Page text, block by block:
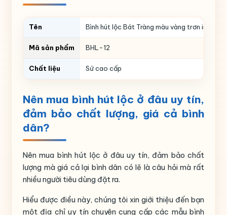
Tên Bình hút lộc Bát Tràng màu vàng trơn in
Mã sản phẩm BHL-12
Chất liệu Sứ cao cấp
Họa tiết In logo
Thương hiệu
Nên mua bình hút lộc ở đâu uy tín,
đảm bảo chất lượng, giá cả bình
dân?
Nên mua bình hút lộc ở đâu uy tín, đảm bảo chất
lượng mà giá cả lại bình dân có lẽ là câu hỏi mà rất
nhiều người tiêu dùng đặt ra.
Hiểu được điều này, chúng tôi xin giới thiệu đến bạn
một địa chỉ uy tín chuyên cung cấp các mẫu bình